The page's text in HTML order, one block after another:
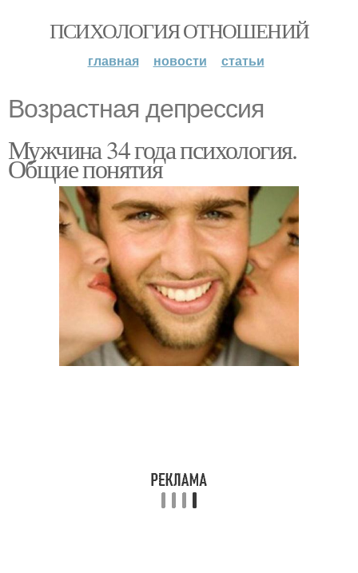
ПСИХОЛОГИЯ ОТНОШЕНИЙ
главная новости статьи
Возрастная депрессия
Мужчина 34 года психология.
Общие понятия